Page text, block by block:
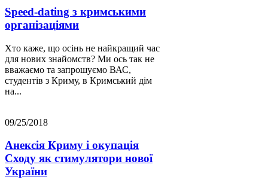
Speed-dating з кримськими
організаціями
Хто каже, що осінь не найкращий час
для нових знайомств? Ми ось так не
вважаємо та запрошуємо ВАС,
студентів з Криму, в Кримський дім
на...
09/25/2018
Анексія Криму і окупація
Сходу як стимулятори нової
України